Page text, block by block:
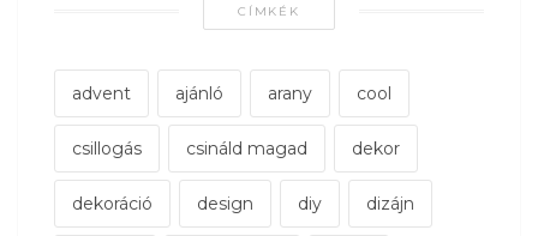
CÍMKÉK
advent ajánló arany cool
csillogás csináld magad dekor
dekoráció design diy dizájn